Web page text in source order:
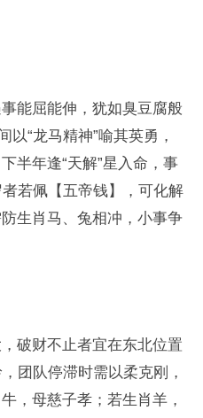
能屈能伸，犹如臭豆腐般
以“龙马精神”喻其英勇，
半年逢“天解”星入命，事
若佩【五帝钱】，可化解
生肖马、兔相冲，小事争
破财不止者宜在东北位置
团队停滞时需以柔克刚，
，母慈子孝；若生肖羊，